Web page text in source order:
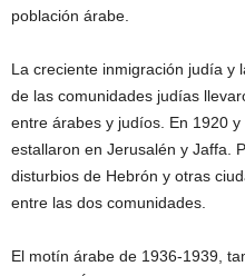
población árabe.
La creciente inmigración judía y
de las comunidades judías
entre árabes y judíos. En 1920
estallaron en Jerusalén y Jaffa.
disturbios de Hebrón y otras
entre las dos comunidades.
El motín árabe de 1936-1939,